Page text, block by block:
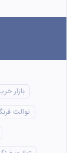
بازار
توالت